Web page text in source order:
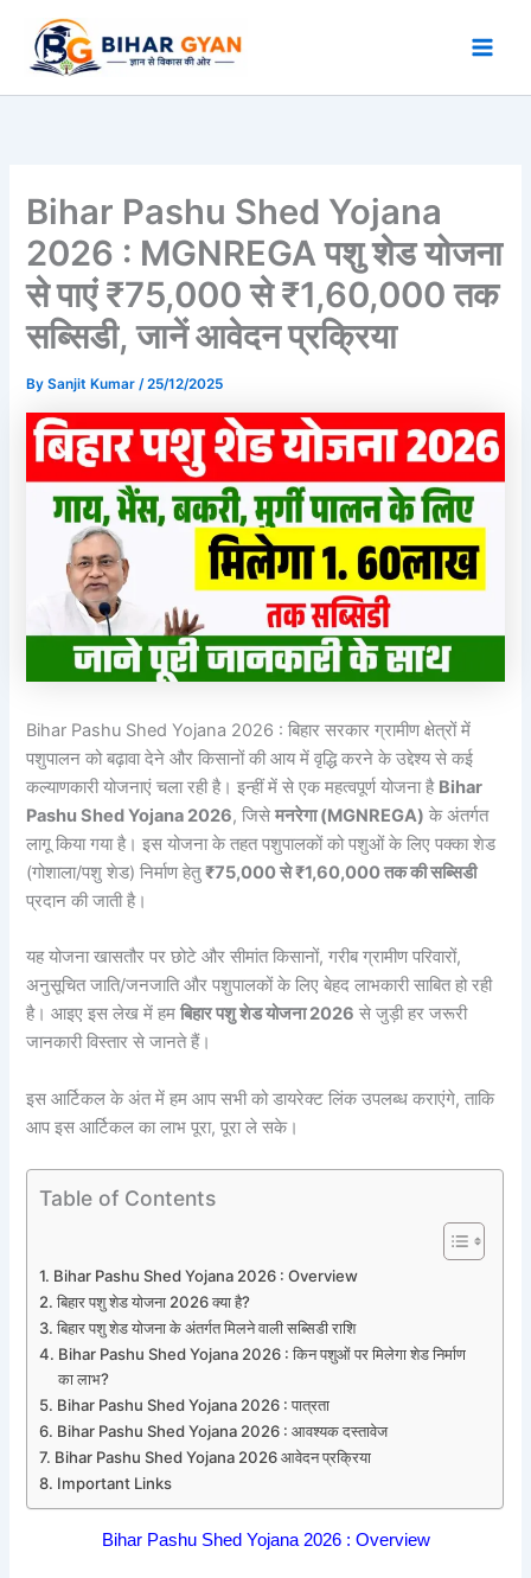
content
Bihar Pashu Shed Yojana
2026 : MGNREGA पशु शेड योजना
से पाएं ₹75,000 से ₹1,60,000 तक
सब्सिडी, जानें आवेदन प्रक्रिया
BySanjit Kumar/25/12/2025
Bihar Pashu Shed Yojana 2026 : बिहार सरकार ग्रामीण क्षेत्रों में
पशुपालन को बढ़ावा देने और किसानों की आय में वृद्धि करने के उद्देश्य से कई
कल्याणकारी योजनाएं चला रही है। इन्हीं में से एक महत्वपूर्ण योजना है Bihar
Pashu Shed Yojana 2026, जिसेमनरेगा (MGNREGA) के अंतर्गत
लागू किया गया है। इस योजना के तहत पशुपालकों को पशुओं के लिए पक्का शेड
(गोशाला/पशु शेड) निर्माण हेतु₹75,000 से ₹1,60,000 तक की सब्सिडी
प्रदान की जाती है।
यह योजना खासतौर पर छोटे और सीमांत किसानों, गरीब ग्रामीण परिवारों,
अनुसूचित जाति/जनजाति और पशुपालकों के लिए बेहद लाभकारी साबित हो रही
है। आइए इस लेख में हमबिहार पशु शेड योजना 2026 से जुड़ी हर जरूरी
जानकारी विस्तार से जानते हैं।
इस आर्टिकल के अंत में हम आप सभी को डायरेक्ट लिंक उपलब्ध कराएंगे, ताकि
आप इस आर्टिकल का लाभ पूरा, पूरा ले सके।
Table of Contents
Bihar Pashu Shed Yojana 2026 : Overview
बिहार पशु शेड योजना 2026 क्या है?
बिहार पशु शेड योजना के अंतर्गत मिलने वाली सब्सिडी राशि
Bihar Pashu Shed Yojana 2026 : किन पशुओं पर मिलेगा शेड निर्माण
का लाभ?
Bihar Pashu Shed Yojana 2026 : पात्रता
Bihar Pashu Shed Yojana 2026 : आवश्यक दस्तावेज
Bihar Pashu Shed Yojana 2026 आवेदन प्रक्रिया
Important Links
Bihar Pashu Shed Yojana 2026 : Overview